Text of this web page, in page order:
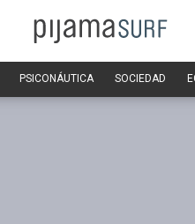
PSICONÁUTICA SOCIEDAD